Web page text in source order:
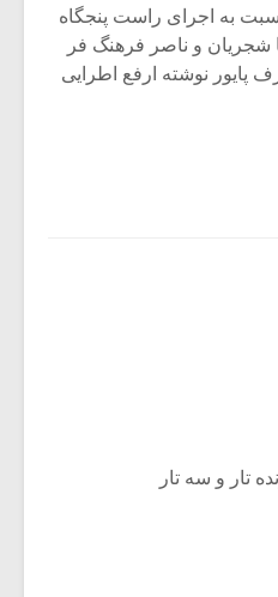
به اجرای راست پنجگاه
و ناصر فرهنگ فر
پایور نوشته ارفع اطرایی
تار و سه تار